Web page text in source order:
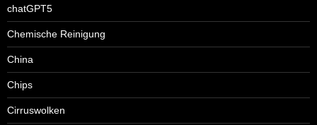
chatGPT5
Chemische Reinigung
China
Chips
Cirruswolken